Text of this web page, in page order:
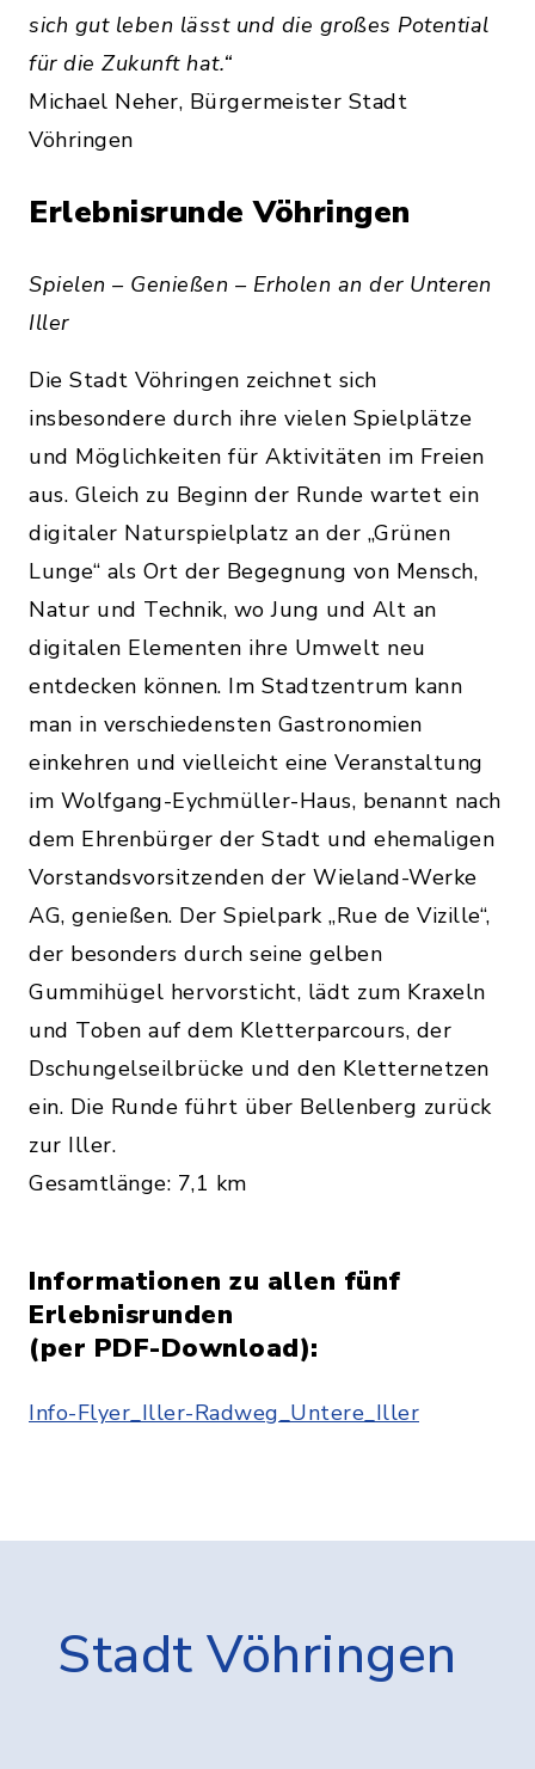
sich gut leben lässt und die großes Potential
für die Zukunft hat.“
Michael Neher, Bürgermeister Stadt
Vöhringen
Erlebnisrunde Vöhringen
Spielen – Genießen – Erholen an der Unteren
Iller
Die Stadt Vöhringen zeichnet sich
insbesondere durch ihre vielen Spielplätze
und Möglichkeiten für Aktivitäten im Freien
aus. Gleich zu Beginn der Runde wartet ein
digitaler Naturspielplatz an der „Grünen
Lunge“ als Ort der Begegnung von Mensch,
Natur und Technik, wo Jung und Alt an
digitalen Elementen ihre Umwelt neu
entdecken können. Im Stadtzentrum kann
man in verschiedensten Gastronomien
einkehren und vielleicht eine Veranstaltung
im Wolfgang-Eychmüller-Haus, benannt nach
dem Ehrenbürger der Stadt und ehemaligen
Vorstandsvorsitzenden der Wieland-Werke
AG, genießen. Der Spielpark „Rue de Vizille“,
der besonders durch seine gelben
Gummihügel hervorsticht, lädt zum Kraxeln
und Toben auf dem Kletterparcours, der
Dschungelseilbrücke und den Kletternetzen
ein. Die Runde führt über Bellenberg zurück
zur Iller.
Gesamtlänge: 7,1 km
Informationen zu allen fünf
Erlebnisrunden
(per PDF-Download):
Info-Flyer_Iller-Radweg_Untere_Iller
Stadt Vöhringen